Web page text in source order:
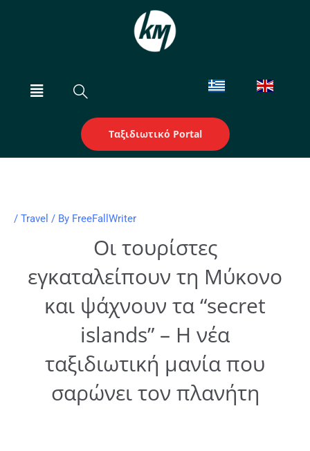
Menu
Ταξιδιωτικό Portal
/ Travel / By FreeFallWriter
Οι τουρίστες
εγκαταλείπουν τη Μύκονο
και ψάχνουν τα “secret
islands” – Η νέα
ταξιδιωτική μανία που
σαρώνει τον πλανήτη